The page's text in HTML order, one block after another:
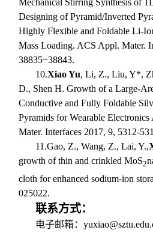
Mechanical Stirring Synthesis of
Designing of Pyramid/Inverted
Highly Flexible and Foldable Li-
Mass Loading. ACS Appl. Mater.
38835−38843.
10.Xiao Yu, Li, Z., Liu, Y*,
D., Shen H. Growth of a Large-
Conductive and Fully Foldable
Pyramids for Wearable
Mater. Interfaces 2017, 9, 5312-
11.Gao, Z., Wang, Z., Lai, Y.,
growth of thin and crinkled MoS2
cloth for enhanced sodium-ion
025022.
联系方式：
电子邮箱：